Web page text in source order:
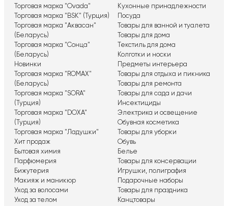
Торговая марка "Ovada"
Торговая марка "BSK" (Турция)
Торговая марка "Аквасан"
(Беларусь)
Торговая марка "Сонца"
(Беларусь)
Новинки
Торговая марка "ROMAX"
(Беларусь)
Торговая марка "SORA"
(Турция)
Торговая марка "DOXA"
(Турция)
Торговая марка "Ладушки"
Хит продаж
Бытовая химия
Парфюмерия
Бижутерия
Макияж и маникюр
Уход за волосами
Уход за телом
Кухонные принадлежности
Посуда
Товары для ванной и туалета
Товары для дома
Текстиль для дома
Колготки и носки
Предметы интерьера
Товары для отдыха и пикника
Товары для ремонта
Товары для сада и дачи
Инсектициды
Электрика и освещение
Обувная косметика
Товары для уборки
Обувь
Белье
Товары для консервации
Игрушки, полиграфия
Подарочные наборы
Товары для праздника
Канцтовары